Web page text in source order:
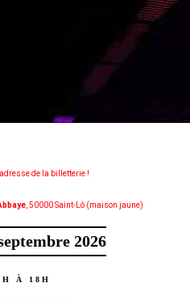
de la billetterie !
bbaye, 50000 Saint-Lô (maison jaune)
2026
À 18H